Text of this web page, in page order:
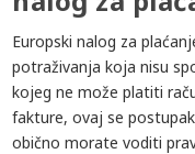
Europski nalog za
potraživanja koja nisu
kojeg ne može platiti
fakture, ovaj se
obično morate voditi